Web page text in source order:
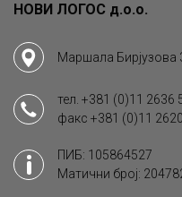
НОВИ ЛОГОС д.о.о.
Маршала Бирјузова
тел. +381 (0)11 2636
факс +381 (0)11
ПИБ: 105864527
Матични број: